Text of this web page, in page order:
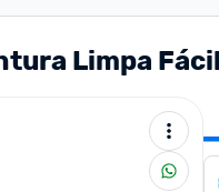
Limpa